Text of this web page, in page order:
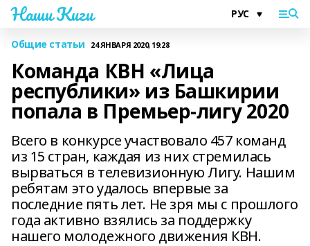
Наши Киги
Общие статьи 24 ЯНВАРЯ 2020, 19:28
Команда КВН «Лица
республики» из Башкирии
попала в Премьер-лигу 2020
Всего в конкурсе участвовало 457 команд
из 15 стран, каждая из них стремилась
вырваться в телевизионную Лигу. Нашим
ребятам это удалось впервые за
последние пять лет. Не зря мы с прошлого
года активно взялись за поддержку
нашего молодежного движения КВН.